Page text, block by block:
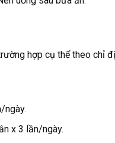
hợp cụ thể theo chỉ
ngày.
x 3 lần/ngày.